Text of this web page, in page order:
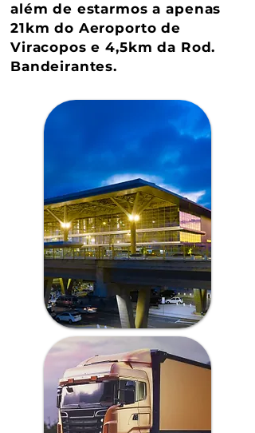
além de estarmos a apenas
21km do Aeroporto de
Viracopos e 4,5km da Rod.
Bandeirantes.